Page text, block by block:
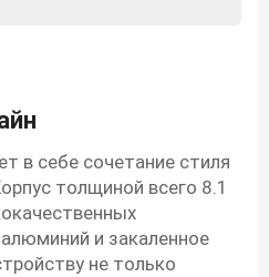
в себе сочетание стиля
толщиной всего 8.1
и закаленное
не только